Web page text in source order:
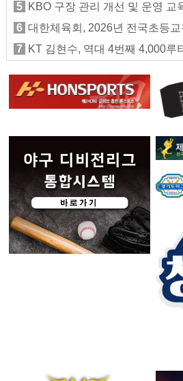
5 KBO 구장 관리 개선 및 운영 교
6 대한체육회, 2026년 전국초등교
7
KT 김현수, 역대 4번째 4,000루